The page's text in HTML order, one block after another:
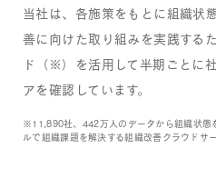
当社は、各施策をもとに組織状
善に向けた取り組みを実践する
ド（※）を活用して半期ごとに
アを確認しています。
※11,890社、442万人のデータから組織状態
ルで組織課題を解決する組織改善クラウドサ